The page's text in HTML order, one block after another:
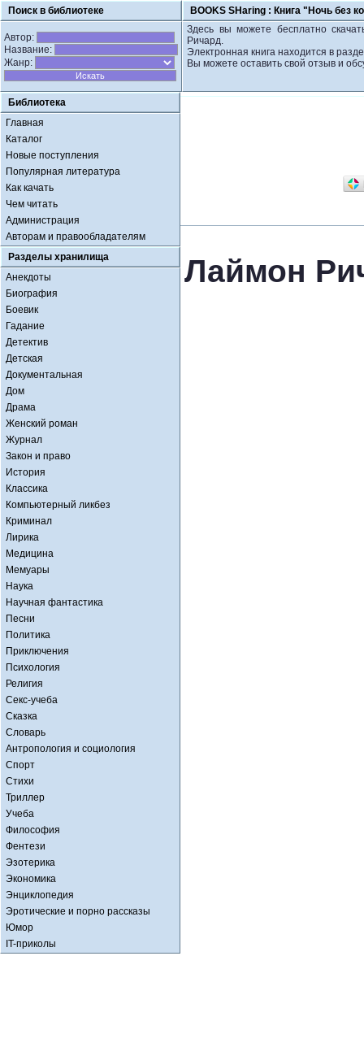
Поиск в библиотеке BOOKS SHaring : Книга "Ночь без
Автор:
Название:
Жанр:
Здесь вы можете бесплатно
Ричард.
Электронная книга находится в
Вы можете оставить свой отзыв и
Библиотека
Главная
Каталог
Новые поступления
Популярная литература
Как качать
Чем читать
Администрация
Авторам и правообладателям
Разделы хранилища
Анекдоты
Биография
Боевик
Гадание
Детектив
Детская
Документальная
Дом
Драма
Женский роман
Журнал
Закон и право
История
Классика
Компьютерный ликбез
Криминал
Лирика
Медицина
Мемуары
Наука
Научная фантастика
Песни
Политика
Приключения
Психология
Религия
Секс-учеба
Сказка
Словарь
Антропология и социология
Спорт
Стихи
Триллер
Учеба
Философия
Фентези
Эзотерика
Экономика
Энциклопедия
Эротические и порно рассказы
Юмор
IT-приколы
Лаймон